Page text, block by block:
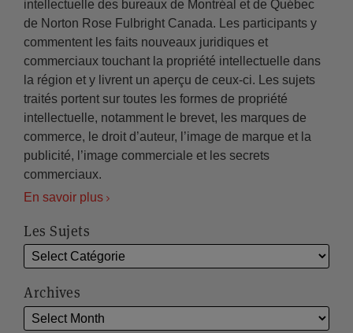
intellectuelle des bureaux de Montréal et de Québec
de Norton Rose Fulbright Canada. Les participants y
commentent les faits nouveaux juridiques et
commerciaux touchant la propriété intellectuelle dans
la région et y livrent un aperçu de ceux-ci. Les sujets
traités portent sur toutes les formes de propriété
intellectuelle, notamment le brevet, les marques de
commerce, le droit d’auteur, l’image de marque et la
publicité, l’image commerciale et les secrets
commerciaux.
En savoir plus
Les Sujets
Archives